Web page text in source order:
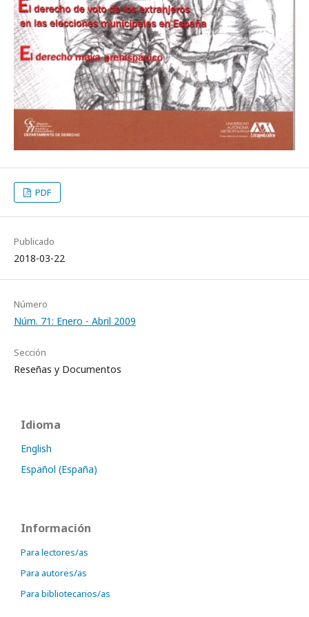
PDF
Publicado
2018-03-22
Número
Núm. 71: Enero - Abril 2009
Sección
Reseñas y Documentos
Idioma
English
Español (España)
Información
Para lectores/as
Para autores/as
Para bibliotecarios/as